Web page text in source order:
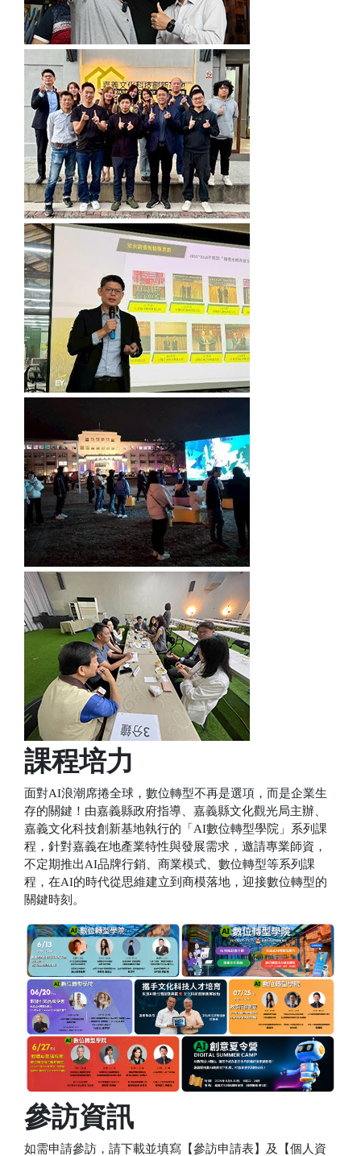
課程培力
面對AI浪潮席捲全球，數位轉型不再是選項，而是企業生
存的關鍵！由嘉義縣政府指導、嘉義縣文化觀光局主辦、
嘉義文化科技創新基地執行的「AI數位轉型學院」系列課
程，針對嘉義在地產業特性與發展需求，邀請專業師資，
不定期推出AI品牌行銷、商業模式、數位轉型等系列課
程，在AI的時代從思維建立到商模落地，迎接數位轉型的
關鍵時刻。
參訪資訊
如需申請參訪，請下載並填寫【參訪申請表】及【個人資